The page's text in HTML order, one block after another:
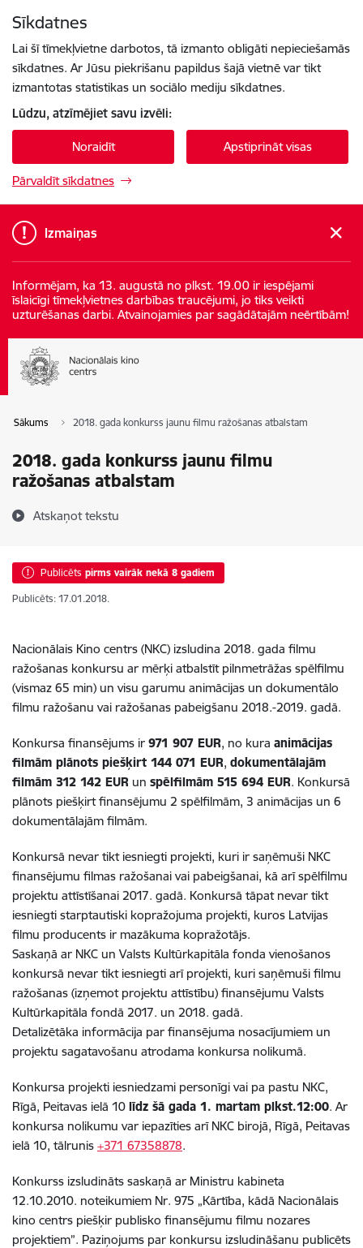
Sīkdatnes
Lai šī tīmekļvietne darbotos, tā izmanto obligāti nepieciešamās
sīkdatnes. Ar Jūsu piekrišanu papildus šajā vietnē var tikt
izmantotas statistikas un sociālo mediju sīkdatnes.
Lūdzu, atzīmējiet savu izvēli:
Noraidīt Apstiprināt visas
Pārvaldīt sīkdatnes
Izmaiņas
Informējam, ka 13. augustā no plkst. 19.00 ir iespējami
īslaicīgi tīmekļvietnes darbības traucējumi, jo tiks veikti
uzturēšanas darbi. Atvainojamies par sagādātajām neērtībām!
Sākums 2018. gada konkurss jaunu filmu ražošanas atbalstam
2018. gada konkurss jaunu filmu
ražošanas atbalstam
Atskaņot tekstu
Publicēts pirms vairāk nekā 8 gadiem
Publicēts: 17.01.2018.
Nacionālais Kino centrs (NKC) izsludina 2018. gada filmu
ražošanas konkursu ar mērķi atbalstīt pilnmetrāžas spēlfilmu
(vismaz 65 min) un visu garumu animācijas un dokumentālo
filmu ražošanu vai ražošanas pabeigšanu 2018.-2019. gadā.
Konkursa finansējums ir 971 907 EUR, no kura animācijas
filmām plānots piešķirt 144 071 EUR, dokumentālajām
filmām 312 142 EUR un spēlfilmām 515 694 EUR. Konkursā
plānots piešķirt finansējumu 2 spēlfilmām, 3 animācijas un 6
dokumentālajām filmām.
Konkursā nevar tikt iesniegti projekti, kuri ir saņēmuši NKC
finansējumu filmas ražošanai vai pabeigšanai, kā arī spēlfilmu
projektu attīstīšanai 2017. gadā. Konkursā tāpat nevar tikt
iesniegti starptautiski kopražojuma projekti, kuros Latvijas
filmu producents ir mazākuma kopražotājs.
Saskaņā ar NKC un Valsts Kultūrkapitāla fonda vienošanos
konkursā nevar tikt iesniegti arī projekti, kuri saņēmuši filmu
ražošanas (izņemot projektu attīstību) finansējumu Valsts
Kultūrkapitāla fondā 2017. un 2018. gadā.
Detalizētāka informācija par finansējuma nosacījumiem un
projektu sagatavošanu atrodama konkursa nolikumā.
Konkursa projekti iesniedzami personīgi vai pa pastu NKC,
Rīgā, Peitavas ielā 10 līdz šā gada 1. martam plkst.12:00. Ar
konkursa nolikumu var iepazīties arī NKC birojā, Rīgā, Peitavas
ielā 10, tālrunis +371 67358878.
Konkurss izsludināts saskaņā ar Ministru kabineta
12.10.2010. noteikumiem Nr. 975 „Kārtība, kādā Nacionālais
kino centrs piešķir publisko finansējumu filmu nozares
projektiem”. Paziņojums par konkursu izsludināšanu publicēts